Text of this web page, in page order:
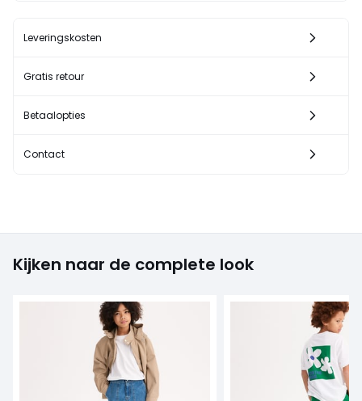
Leveringskosten
Gratis retour
Betaalopties
Contact
Kijken naar de complete look